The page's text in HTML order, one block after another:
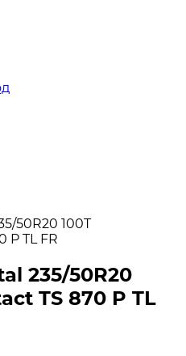
50R20 100T
P TL FR
235/50R20
TS 870 P TL